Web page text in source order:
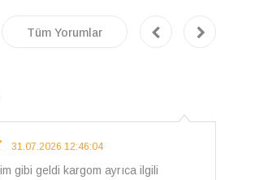
Tüm Yorumlar
18.07.2026 12:38:01
kadar tüm surecte bilgilendirildim,